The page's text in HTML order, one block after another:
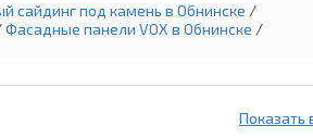
сайдинг под камень в Обнинске /
Фасадные панели VOX в Обнинске /
Показать